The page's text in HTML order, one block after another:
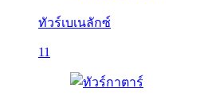
ทัวร์เบเนลักซ์
11